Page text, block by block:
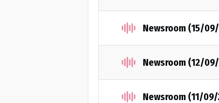
Newsroom (15/
Newsroom (12/
Newsroom (11/